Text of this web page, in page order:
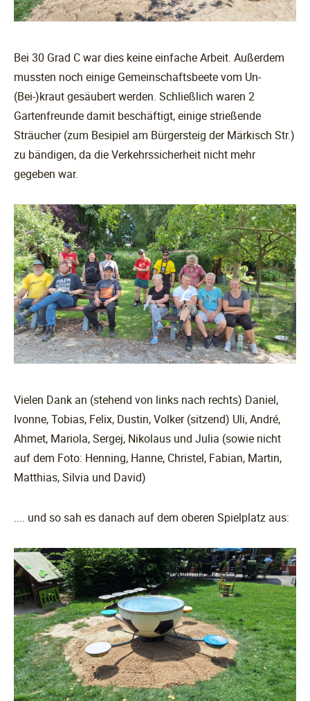
Bei 30 Grad C war dies keine einfache Arbeit. Außerdem
mussten noch einige Gemeinschaftsbeete vom Un-
(Bei-)kraut gesäubert werden. Schließlich waren 2
Gartenfreunde damit beschäftigt, einige strießende
Sträucher (zum Besipiel am Bürgersteig der Märkisch Str.)
zu bändigen, da die Verkehrssicherheit nicht mehr
gegeben war.
Vielen Dank an (stehend von links nach rechts) Daniel,
Ivonne, Tobias, Felix, Dustin, Volker (sitzend) Uli, André,
Ahmet, Mariola, Sergej, Nikolaus und Julia (sowie nicht
auf dem Foto: Henning, Hanne, Christel, Fabian, Martin,
Matthias, Silvia und David)
.... und so sah es danach auf dem oberen Spielplatz aus: